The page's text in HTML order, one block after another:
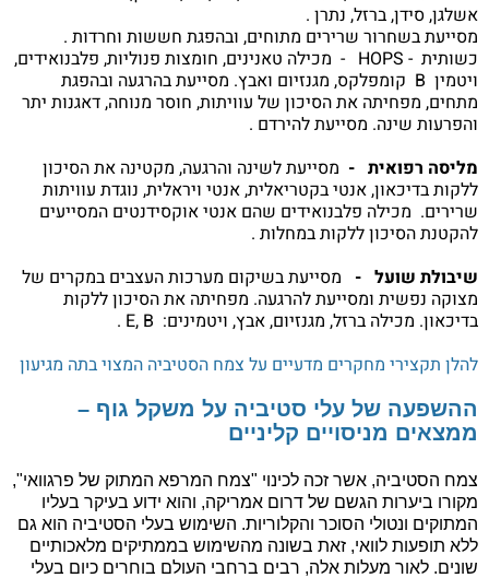
אשלגן, סידן, ברזל, נתרן .
מסייעת בשחרור שרירים מתוחים, ובהפגת חששות וחרדות .
כשותית - HOPS - מכילה טאנינים, חומצות פנוליות, פלבנואידים,
ויטמין B קומפלקס, מגנזיום ואבץ. מסייעת בהרגעה ובהפגת
מתחים, מפחיתה את הסיכון של עוויתות, חוסר מנוחה, דאגנות יתר
והפרעות שינה. מסייעת להירדם .
מליסה רפואית - מסייעת לשינה והרגעה, מקטינה את הסיכון
ללקות בדיכאון, אנטי בקטריאלית, אנטי ויראלית, נוגדת עוויתות
שרירים. מכילה פלבנואידים שהם אנטי אוקסידנטים המסייעים
להקטנת הסיכון ללקות במחלות .
שיבולת שועל - מסייעת בשיקום מערכות העצבים במקרים של
מצוקה נפשית ומסייעת להרגעה. מפחיתה את הסיכון ללקות
בדיכאון. מכילה ברזל, מגנזיום, אבץ, ויטמינים: E, B .
להלן תקצירי מחקרים מדעיים על צמח הסטיביה המצוי בתה מגיעון
ההשפעה של עלי סטיביה על משקל גוף –
ממצאים מניסויים קליניים
צמח הסטיביה, אשר זכה לכינוי "צמח המרפא המתוק של פרגוואי",
מקורו ביערות הגשם של דרום אמריקה, והוא ידוע בעיקר בעליו
המתוקים ונטולי הסוכר והקלוריות. השימוש בעלי הסטיביה הוא גם
ללא תופעות לוואי, זאת בשונה מהשימוש בממתיקים מלאכותיים
שונים. לאור מעלות אלה, רבים ברחבי העולם בוחרים כיום בעלי